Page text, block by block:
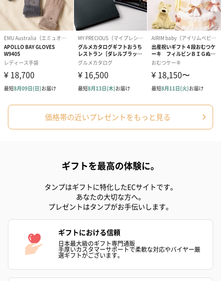
価格帯の近いプレゼントをもっと見る
ギフトを最高の体験に。
タンプはギフトに特化したECサイトです。
あなたの大切な方へ。
プレゼントはタンプがお手伝いします。
ギフトにおける信頼
日本最大級のギフト専門通販
手厚いカスタマーサポートで柔軟な対応やバイヤー厳
選ギフトがございます。